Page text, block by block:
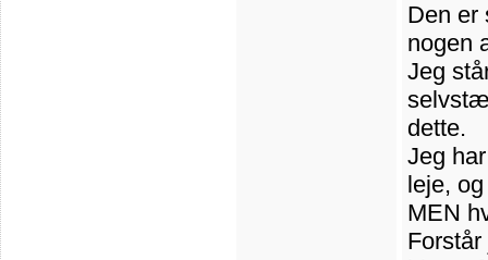
Den er
nogen
Jeg
dette.
Jeg
leje,
MEN